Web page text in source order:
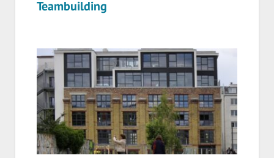
Teambuilding